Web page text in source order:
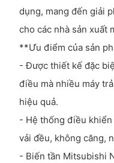
dụng, mang đến giải
cho các nhà sản xuất
**Ưu điểm của sản
- Được thiết kế đặc
điều mà nhiều máy
hiệu quả.
- Hệ thống điều
vải đều, không căng,
- Biến tần Mitsubishi